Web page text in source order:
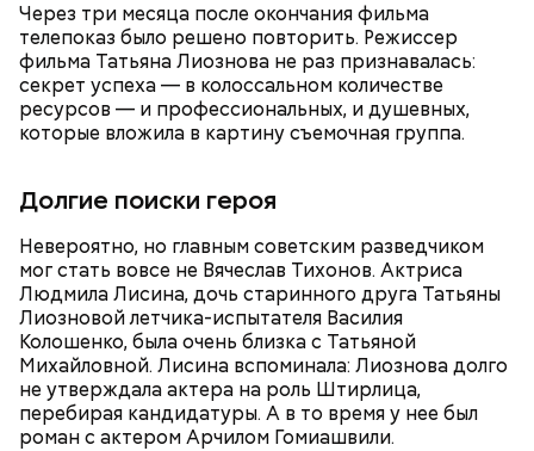
Через три месяца после окончания фильма
телепоказ было решено повторить. Режиссер
фильма Татьяна Лиознова не раз признавалась:
секрет успеха — в колоссальном количестве
ресурсов — и профессиональных, и душевных,
которые вложила в картину съемочная группа.
Долгие поиски героя
Невероятно, но главным советским разведчиком
мог стать вовсе не Вячеслав Тихонов. Актриса
Людмила Лисина, дочь старинного друга Татьяны
Лиозновой летчика-испытателя Василия
Колошенко, была очень близка с Татьяной
Михайловной. Лисина вспоминала: Лиознова долго
не утверждала актера на роль Штирлица,
перебирая кандидатуры. А в то время у нее был
роман с актером Арчилом Гомиашвили.
— Есть опасность, что гнилостные процессы
распространились по всему плоду. Ей можно
отравиться.